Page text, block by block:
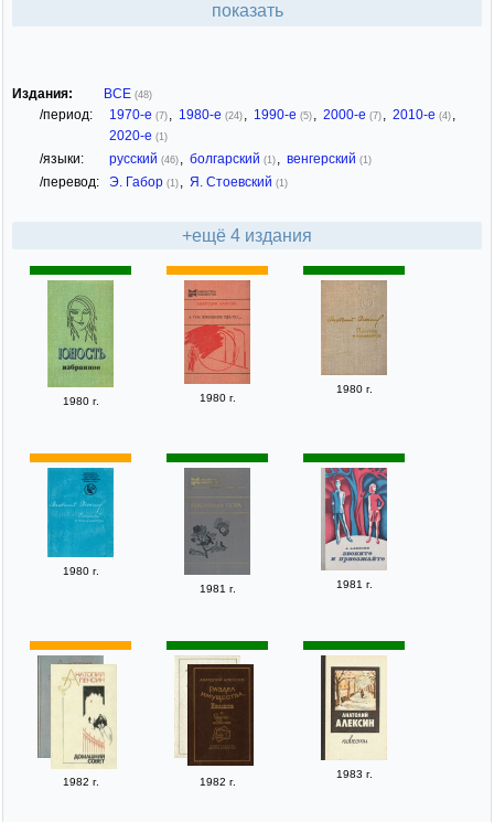
показать
Издания: ВСЕ (48)
/период: 1970-е (7) , 1980-е (24) , 1990-е (5) , 2000-е (7) , 2010-е (4) ,
2020-е (1)
/языки: русский (46) , болгарский (1) , венгерский (1)
/перевод: Э. Габор (1) , Я. Стоевский (1)
+ещё 4 издания
1980 г. 1980 г.
1980 г.
1980 г.
1981 г.
1981 г.
1982 г. 1982 г.
1983 г.